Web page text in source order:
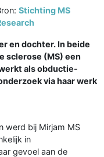
Stichting MS
en dochter. In beide
sclerose (MS) een
als obductie-
via haar werk
werd bij Mirjam MS
in
gevoel aan de